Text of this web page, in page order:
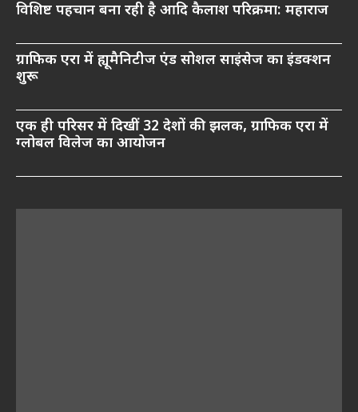
विशिष्ट पहचान बना रही है आदि कैलाश परिक्रमा: महाराज
ग्राफिक एरा में ह्यूमैनिटीज एंड सोशल साइंसेज का इंडक्शन
शुरू
एक ही परिसर में दिखीं 32 देशों की झलक, ग्राफिक एरा में
ग्लोबल विलेज का आयोजन